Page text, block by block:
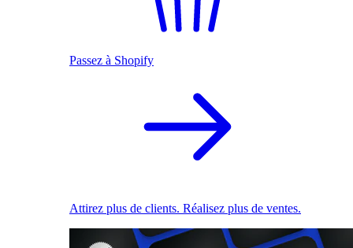
Passez à Shopify
Attirez plus de clients. Réalisez plus de ventes.